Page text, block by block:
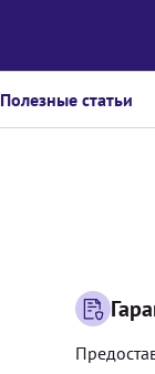
Полезные статьи